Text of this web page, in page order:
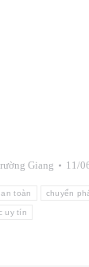
Giang 11/
toàn chuyển
uy tín